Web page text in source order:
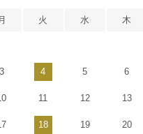
火 水 木
3 4 5 6
11 12 13
18 19 20